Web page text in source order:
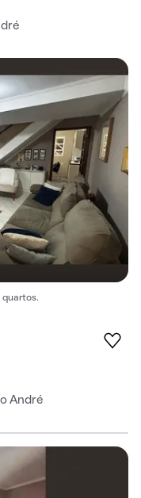
quartos.
André